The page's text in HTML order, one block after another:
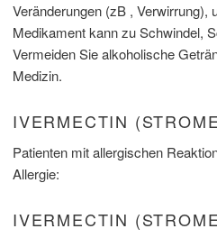
Veränderungen (zB , Verwirrung),
Medikament kann zu Schwindel,
Vermeiden Sie alkoholische
Medizin.
IVERMECTIN
Patienten mit allergischen
Allergie:
IVERMECTIN